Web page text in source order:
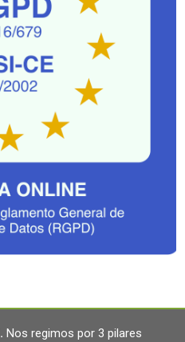
. Nos regimos por 3 pilares